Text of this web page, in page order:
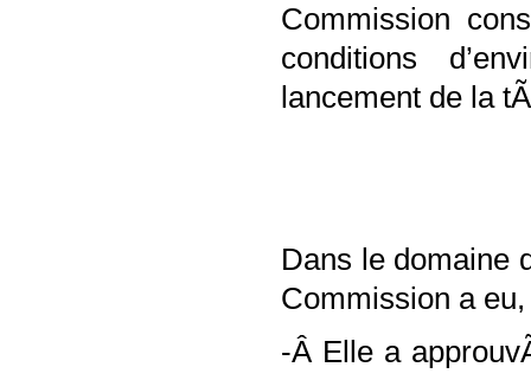
Commission
conditions
lancement de la
Dans le domaine
Commission a
-Â Elle a